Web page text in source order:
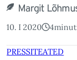
Margit
10. I 2020 4
PRESSITEATED